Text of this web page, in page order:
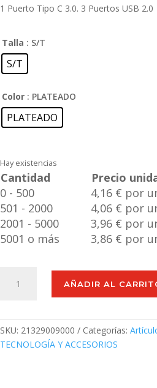
1 Puerto Tipo C 3.0. 3 Puertos USB 2.0
Talla : S/T
S/T
Color : PLATEADO
PLATEADO
Hay existencias
Cantidad
Precio
0 - 500
4,16 € por
501 - 2000
4,06 € por
2001 - 5000
3,96 € por
5001 o más
3,86 € por
AÑADIR AL
SKU: 21329009000 Categorías:
TECNOLOGÍA Y ACCESORIOS